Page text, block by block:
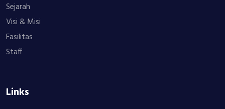
Sejarah
Visi & Misi
Fasilitas
Staff
Links